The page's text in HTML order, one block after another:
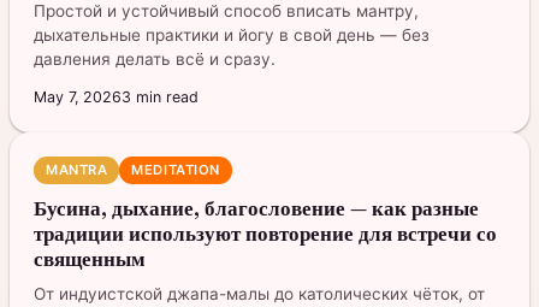
Простой и устойчивый способ вписать мантру,
дыхательные практики и йогу в свой день — без
давления делать всё и сразу.
May 7, 20263 min read
MANTRA MEDITATION
Бусина, дыхание, благословение — как разные
традиции используют повторение для встречи со
священным
От индуистской джапа-малы до католических чёток, от